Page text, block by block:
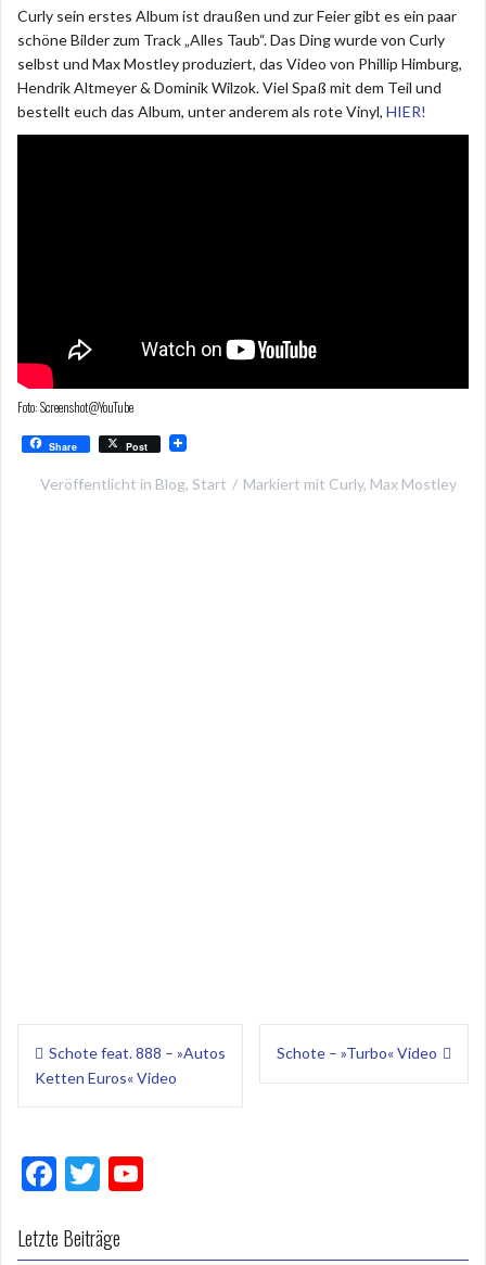
Curly sein erstes Album ist draußen und zur Feier gibt es ein paar
schöne Bilder zum Track „Alles Taub“. Das Ding wurde von Curly
selbst und Max Mostley produziert, das Video von Phillip Himburg,
Hendrik Altmeyer & Dominik Wilzok. Viel Spaß mit dem Teil und
bestellt euch das Album, unter anderem als rote Vinyl, HIER!
Foto: Screenshot@YouTube
Share Post
Veröffentlicht in Blog, Start Markiert mit Curly, Max Mostley
Beitragsnavigation
Schote feat. 888 – »Autos
Ketten Euros« Video
Schote – »Turbo« Video
F
e
T
itt
Letzte Beiträge